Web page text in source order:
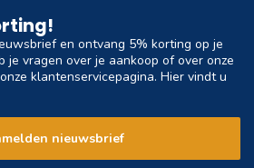
en ontvang 5% korting op je
je vragen over je aankoop of over onze
klantenservicepagina. Hier vindt u
nieuwsbrief